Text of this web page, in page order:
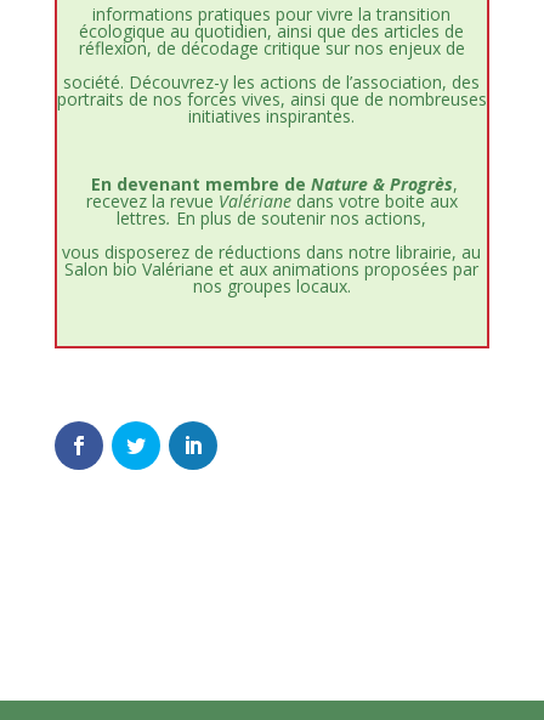
informations pratiques pour vivre la transition
écologique au quotidien, ainsi que des articles de
réflexion, de décodage critique sur nos enjeux de
société. Découvrez-y les actions de l’association, des
portraits de nos forces vives, ainsi que de nombreuses
initiatives inspirantes.
En devenant membre de Nature & Progrès,
recevez la revue Valérianedans votre boite aux
lettres. En plus de soutenir nos actions,
vous disposerez de réductions dans notre librairie, au
Salon bio Valériane et aux animations proposées par
nos groupes locaux.